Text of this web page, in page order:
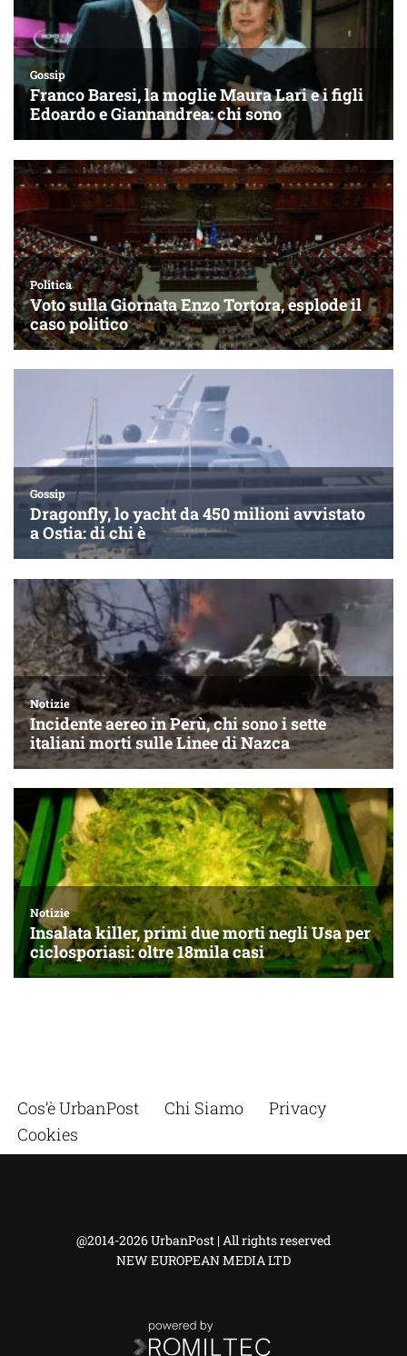
Cos’è UrbanPost Chi Siamo
Privacy
Cookies
@2014-2026 UrbanPost | All rights reserved
NEW EUROPEAN MEDIA LTD